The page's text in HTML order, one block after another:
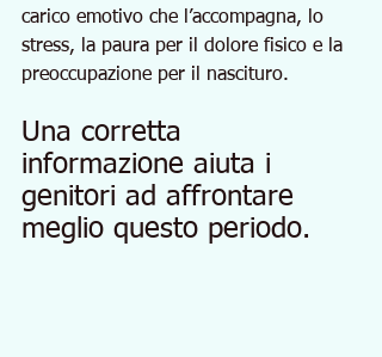
carico emotivo che l’accompagna, lo
stress, la paura per il dolore fisico e la
preoccupazione per il nascituro.
Una corretta
informazione aiuta i
genitori ad affrontare
meglio questo periodo.